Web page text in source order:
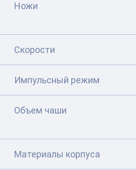
Ножи
Скорости
Импульсный режим
Объем чаши
Материалы корпуса